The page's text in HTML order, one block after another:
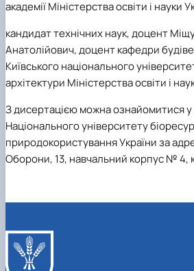
академії Міністерства освіти і науки
кандидат технічних наук, доцент
Анатолійович, доцент кафедри
Київського національного
архітектури Міністерства освіти і
З дисертацією можна ознайомитися у
Національного університету
природокористування України за
Оборони, 13, навчальний корпус № 4,